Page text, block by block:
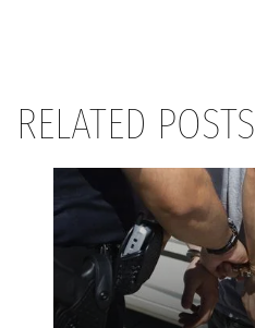
RELATED POSTS